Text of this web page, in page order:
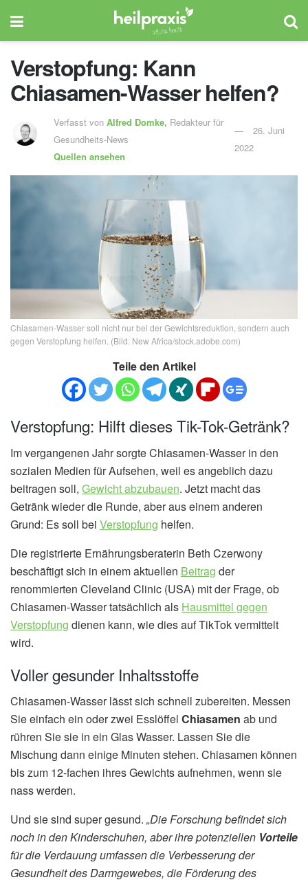
Verstopfung: Kann
Chiasamen-Wasser helfen?
Verfasst von Alfred Domke, Redakteur für
Gesundheits-News
Quellen ansehen
26. Juni
2022
Chiasamen-Wasser soll nicht nur bei der Gewichtsreduktion, sondern auch
gegen Verstopfung helfen. (Bild: New Africa/stock.adobe.com)
Teile den Artikel
Verstopfung: Hilft dieses Tik-Tok-Getränk?
Im vergangenen Jahr sorgte Chiasamen-Wasser in den
sozialen Medien für Aufsehen, weil es angeblich dazu
beitragen soll, Gewicht abzubauen. Jetzt macht das
Getränk wieder die Runde, aber aus einem anderen
Grund: Es soll bei Verstopfung helfen.
Die registrierte Ernährungsberaterin Beth Czerwony
beschäftigt sich in einem aktuellen Beitrag der
renommierten Cleveland Clinic (USA) mit der Frage, ob
Chiasamen-Wasser tatsächlich als Hausmittel gegen
Verstopfung dienen kann, wie dies auf TikTok vermittelt
wird.
Voller gesunder Inhaltsstoffe
Chiasamen-Wasser lässt sich schnell zubereiten. Messen
Sie einfach ein oder zwei Esslöffel Chiasamen ab und
rühren Sie sie in ein Glas Wasser. Lassen Sie die
Mischung dann einige Minuten stehen. Chiasamen können
bis zum 12-fachen ihres Gewichts aufnehmen, wenn sie
nass werden.
Und sie sind super gesund. „Die Forschung befindet sich
noch in den Kinderschuhen, aber ihre potenziellen Vorteile
für die Verdauung umfassen die Verbesserung der
Gesundheit des Darmgewebes, die Förderung des